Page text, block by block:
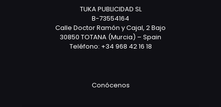
TUKA PUBLICIDAD SL
B-73554164
Calle Doctor Ramón y Cajal, 2 Bajo
30850 TOTANA (Murcia) – Spain
Teléfono: +34 968 42 16 18
Conócenos